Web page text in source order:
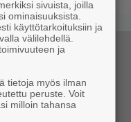
sivuista, joilla
ominaisuuksista.
käyttötarkoituksiin ja
välilehdellä.
ja
tietoja myös ilman
peruste. Voit
milloin tahansa